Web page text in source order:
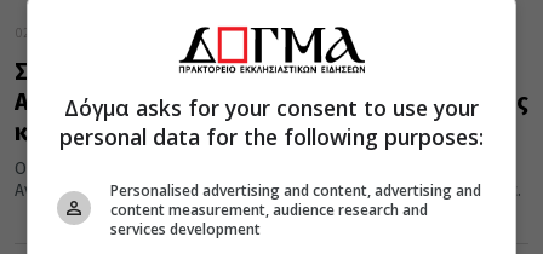
02 Νοεμβρίου 2021
Σήμερα 02 Νοεμβρίου τιμώνται οι Άγιοι
Ακίνδυνος, Αφθόνιος, Πηγάσιος, Ελπιδηφόρος
και Ανεμπόδιστος
Οι Άγιοι Ακίνδυνος, Αφθόνιος, Πηγάσιος, Ελπιδηφόρος και
Ανεμπόδιστος τιμώνται σήμερα 02 Νοεμβρίου από την Εκκλησία.
Δόγμα asks for your consent to use your
personal data for the following purposes:
Personalised advertising and content, advertising and
content measurement, audience research and
services development